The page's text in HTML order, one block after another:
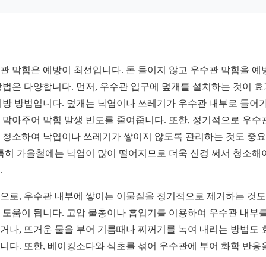
막힘은 예방이 최선입니다. 돈 들이지 않고 우수관 막힘을 예
법은 다양합니다. 먼저, 우수관 입구에 덮개를 설치하는 것이 효
방 방법입니다. 덮개는 낙엽이나 쓰레기가 우수관 내부로 들어
막아주어 막힘 발생 빈도를 줄여줍니다. 또한, 정기적으로 우수
청소하여 낙엽이나 쓰레기가 쌓이지 않도록 관리하는 것도 중
히 가을철에는 낙엽이 많이 떨어지므로 더욱 신경 써서 청소해
로, 우수관 내부에 쌓이는 이물질을 정기적으로 제거하는 것
도움이 됩니다. 고압 물총이나 흡입기를 이용하여 우수관 내부
나, 뜨거운 물을 부어 기름때나 찌꺼기를 녹여 내리는 방법도
다. 또한, 베이킹소다와 식초를 섞어 우수관에 부어 화학 반응